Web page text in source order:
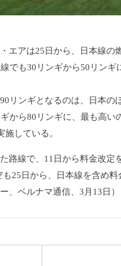
エアは25日から、
日本線の
でも30リンギから50リンギ
90リンギとなるのは、日本の
から80リンギに、 最も高い
している。
路線で、 11日から料金改定
25日から、
日本線を含め料
、ベルナマ通信、 3月13日）